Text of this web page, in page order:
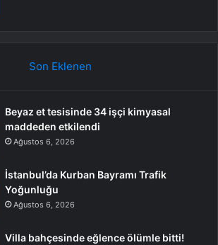
Son Eklenen
Beyaz et tesisinde 34 işçi kimyasal
maddeden etkilendi
Ağustos 6, 2026
İstanbul’da Kurban Bayramı Trafik
Yoğunluğu
Ağustos 6, 2026
Villa bahçesinde eğlence ölümle bitti!